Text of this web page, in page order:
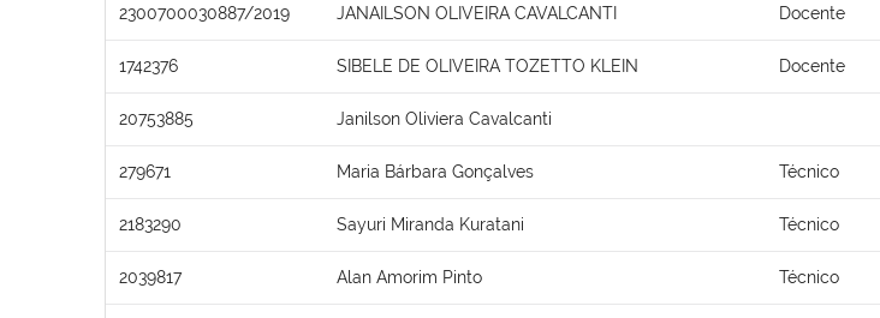
2300700030887/2019 JANAILSON OLIVEIRA CAVALCANTI Docente
1742376 SIBELE DE OLIVEIRA TOZETTO KLEIN Docente
20753885 Janilson Oliviera Cavalcanti
279671 Maria Bárbara Gonçalves Técnico
2183290 Sayuri Miranda Kuratani Técnico
2039817 Alan Amorim Pinto Técnico